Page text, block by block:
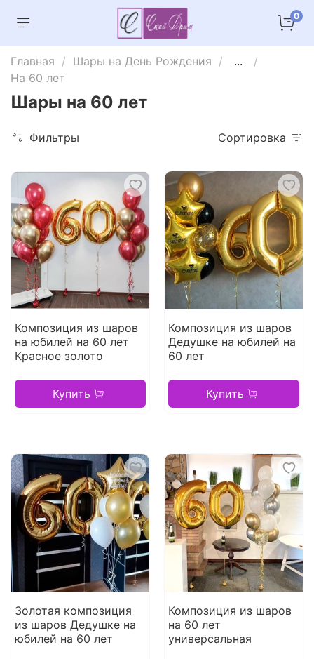
0
Главная Шары на День Рождения
...
На 60 лет
Шары на 60 лет
Фильтры Сортировка
Композиция из шаров
на юбилей на 60 лет
Красное золото
Купить
Композиция из шаров
Дедушке на юбилей на
60 лет
Купить
Золотая композиция
из шаров Дедушке на
юбилей на 60 лет
Композиция из шаров
на 60 лет
универсальная